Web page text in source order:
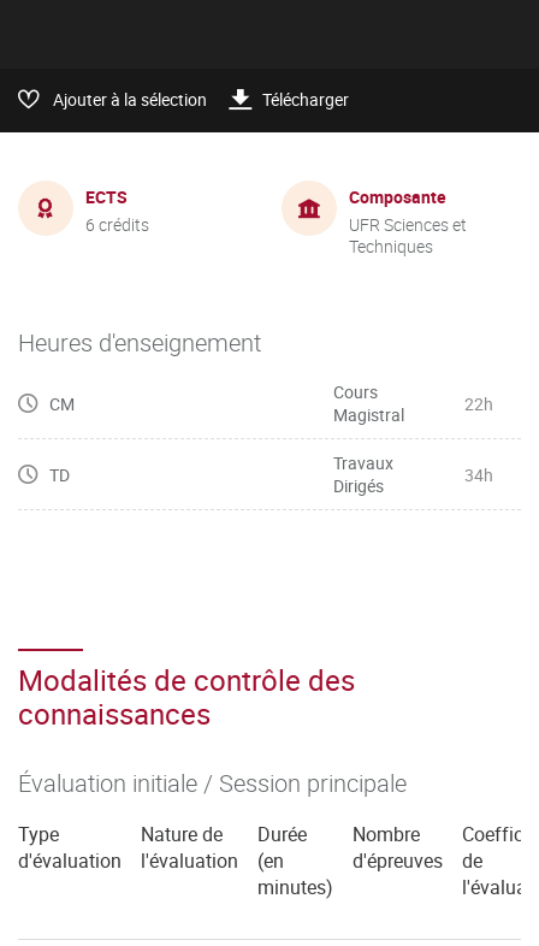
Ajouter à la sélection Télécharger
ECTS
6 crédits
Composante
UFR Sciences et
Techniques
Heures d'enseignement
CM
Cours
Magistral
22h
TD
Travaux
Dirigés
34h
Modalités de contrôle des
connaissances
Évaluation initiale / Session principale
Type
d'évaluation
Nature de
l'évaluation
Durée
(en
minutes)
Nombre
d'épreuves
de